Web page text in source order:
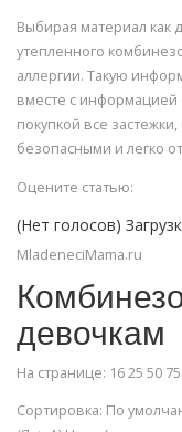
Выбирая материал как
утепленного
аллергии. Такую
вместе с
покупкой все
безопасными и легко
Оцените статью:
(Нет голосов)
MladeneciMama.ru
девочкам
На странице: 16 25 50
Сортировка: По